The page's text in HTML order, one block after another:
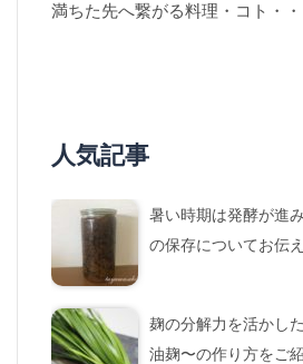
満ちた先へ繋がる料理・コト・・
人気記事
暑い時期は発酵が進
の保存についてお伝え
麹の分解力を活かし
油麹〜の作り方をご